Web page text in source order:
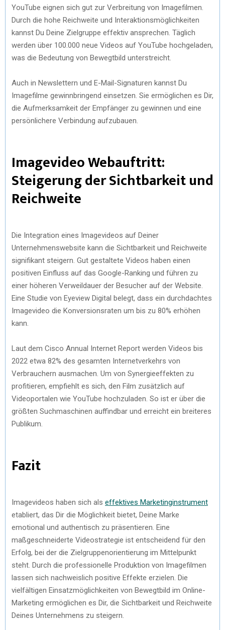
YouTube eignen sich gut zur Verbreitung von Imagefilmen.
Durch die hohe Reichweite und Interaktionsmöglichkeiten
kannst Du Deine Zielgruppe effektiv ansprechen. Täglich
werden über 100.000 neue Videos auf YouTube hochgeladen,
was die Bedeutung von Bewegtbild unterstreicht.
Auch in Newslettern und E-Mail-Signaturen kannst Du
Imagefilme gewinnbringend einsetzen. Sie ermöglichen es Dir,
die Aufmerksamkeit der Empfänger zu gewinnen und eine
persönlichere Verbindung aufzubauen.
Imagevideo Webauftritt:
Steigerung der Sichtbarkeit und
Reichweite
Die Integration eines Imagevideos auf Deiner
Unternehmenswebsite kann die Sichtbarkeit und Reichweite
signifikant steigern. Gut gestaltete Videos haben einen
positiven Einfluss auf das Google-Ranking und führen zu
einer höheren Verweildauer der Besucher auf der Website.
Eine Studie von Eyeview Digital belegt, dass ein durchdachtes
Imagevideo die Konversionsraten um bis zu 80% erhöhen
kann.
Laut dem Cisco Annual Internet Report werden Videos bis
2022 etwa 82% des gesamten Internetverkehrs von
Verbrauchern ausmachen. Um von Synergieeffekten zu
profitieren, empfiehlt es sich, den Film zusätzlich auf
Videoportalen wie YouTube hochzuladen. So ist er über die
größten Suchmaschinen auffindbar und erreicht ein breiteres
Publikum.
Fazit
Imagevideos haben sich als effektives Marketinginstrument
etabliert, das Dir die Möglichkeit bietet, Deine Marke
emotional und authentisch zu präsentieren. Eine
maßgeschneiderte Videostrategie ist entscheidend für den
Erfolg, bei der die Zielgruppenorientierung im Mittelpunkt
steht. Durch die professionelle Produktion von Imagefilmen
lassen sich nachweislich positive Effekte erzielen. Die
vielfältigen Einsatzmöglichkeiten von Bewegtbild im Online-
Marketing ermöglichen es Dir, die Sichtbarkeit und Reichweite
Deines Unternehmens zu steigern.